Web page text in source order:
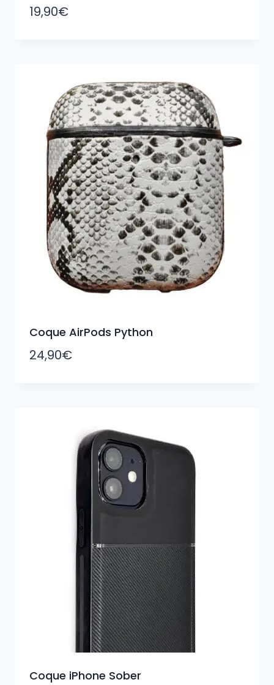
19,90€
Coque AirPods Python
24,90€
Coque iPhone Sober